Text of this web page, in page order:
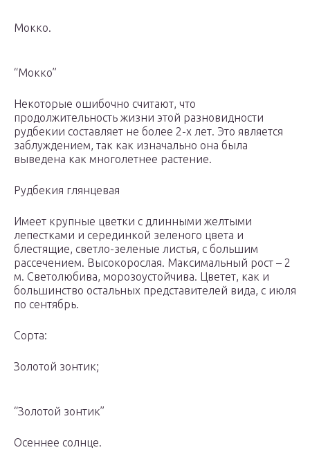
Мокко.
“Мокко”
Некоторые ошибочно считают, что
продолжительность жизни этой разновидности
рудбекии составляет не более 2-х лет. Это является
заблуждением, так как изначально она была
выведена как многолетнее растение.
Рудбекия глянцевая
Имеет крупные цветки с длинными желтыми
лепестками и серединкой зеленого цвета и
блестящие, светло-зеленые листья, с большим
рассечением. Высокорослая. Максимальный рост – 2
м. Светолюбива, морозоустойчива. Цветет, как и
большинство остальных представителей вида, с июля
по сентябрь.
Сорта:
Золотой зонтик;
“Золотой зонтик”
Осеннее солнце.